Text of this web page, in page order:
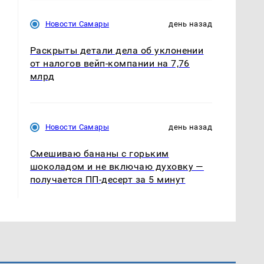
Новости Самары день назад
Раскрыты детали дела об уклонении
от налогов вейп-компании на 7,76
млрд
Новости Самары день назад
Смешиваю бананы с горьким
шоколадом и не включаю духовку —
получается ПП-десерт за 5 минут